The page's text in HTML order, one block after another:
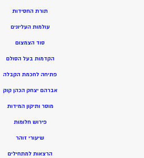
תורת החסידות
עולמות העליונים
סוד הצמצום
הקדמות בעל הסולם
פתיחה לחכמת הקבלה
אברהם יצחק הכהן קוק
מוסר ותיקון המידות
פירוש חלומות
שיעורי זוהר
הרצאות למתחילים